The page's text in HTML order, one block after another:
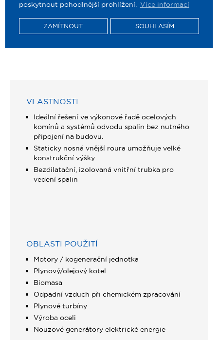
poskytnout pohodlnější prohlížení. Více informací
ZAMÍTNOUT SOUHLASÍM
VLASTNOSTI
Ideální řešení ve výkonové řadě ocelových
komínů a systémů odvodu spalin bez nutného
připojení na budovu.
Staticky nosná vnější roura umožňuje velké
konstrukční výšky
Bezdilatační, izolovaná vnitřní trubka pro
vedení spalin
OBLASTI POUŽITÍ
Motory / kogenerační jednotka
Plynový/olejový kotel
Biomasa
Odpadní vzduch při chemickém zpracování
Plynové turbíny
Výroba oceli
Nouzové generátory elektrické energie